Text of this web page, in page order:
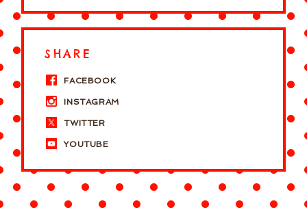
SHARE
FACEBOOK
INSTAGRAM
TWITTER
YOUTUBE